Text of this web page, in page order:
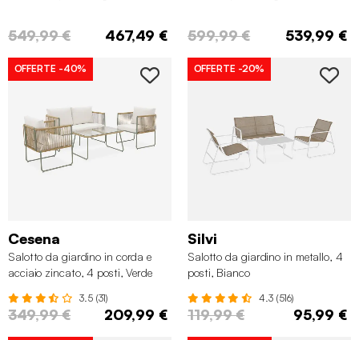
549,99 € 467,49 € 599,99 € 539,99 €
OFFERTE -40%
Cesena
Salotto da giardino in corda e
acciaio zincato, 4 posti, Verde
3.5 (31)
349,99 € 209,99 €
OFFERTE -20%
Silvi
Salotto da giardino in metallo, 4
posti, Bianco
4.3 (516)
119,99 € 95,99 €